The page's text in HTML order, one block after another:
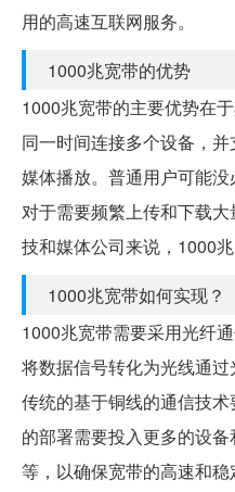
用的高速互联网服务。
1000兆宽带的优势
1000兆宽带的主要优势在
同一时间连接多个设备，
媒体播放。普通用户可能
对于需要频繁上传和下载
技和媒体公司来说，1000兆
1000兆宽带如何实现？
1000兆宽带需要采用光纤
将数据信号转化为光线通
传统的基于铜线的通信技
的部署需要投入更多的设
等，以确保宽带的高速和稳